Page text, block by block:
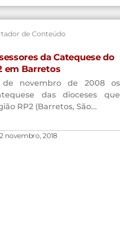
de Conteúdo
da Catequese do
em Barretos
novembro de 2008 os
das dioceses que
RP2 (Barretos, São...
novembro, 2018